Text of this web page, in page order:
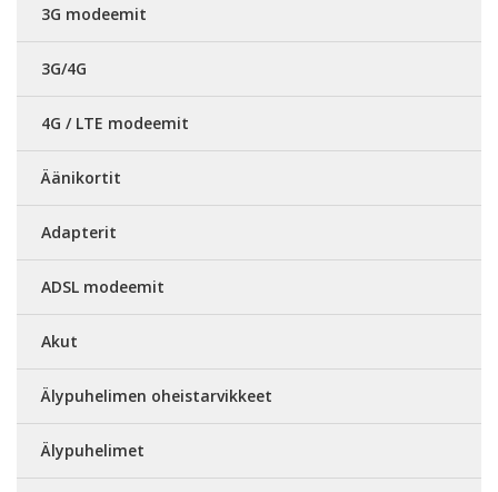
3G modeemit
3G/4G
4G / LTE modeemit
Äänikortit
Adapterit
ADSL modeemit
Akut
Älypuhelimen oheistarvikkeet
Älypuhelimet